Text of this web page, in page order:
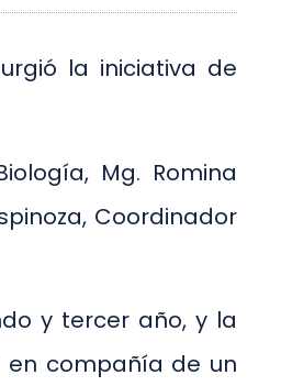
la iniciativa de
Mg. Romina
Coordinador
y tercer año, y la
en compañía de un